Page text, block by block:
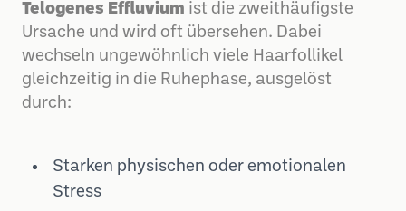
Telogenes Effluvium ist die zweithäufigste
Ursache und wird oft übersehen. Dabei
wechseln ungewöhnlich viele Haarfollikel
gleichzeitig in die Ruhephase, ausgelöst
durch:
Starken physischen oder emotionalen
Stress